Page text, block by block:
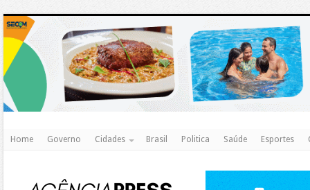
Home Governo Cidades Brasil Politica Saúde Esportes